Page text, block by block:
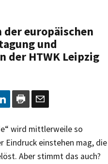
der europäischen
und
der HTWK Leipzig
wird mittlerweile so
Eindruck einstehen mag, die
Aber stimmt das auch?